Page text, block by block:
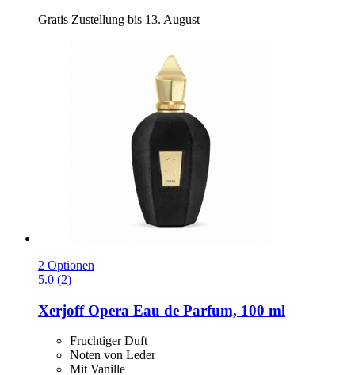
Gratis Zustellung bis 13. August
2 Optionen
5.0 (2)
XerjoffOpera Eau de Parfum, 100 ml
Fruchtiger Duft
Noten von Leder
Mit Vanille